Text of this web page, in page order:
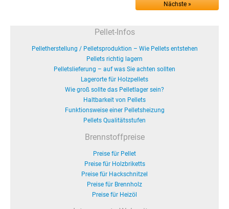
Nächste »
Pellet-Infos
Pelletherstellung / Pelletsproduktion – Wie Pellets entstehen
Pellets richtig lagern
Pelletslieferung – auf was Sie achten sollten
Lagerorte für Holzpellets
Wie groß sollte das Pelletlager sein?
Haltbarkeit von Pellets
Funktionsweise einer Pelletsheizung
Pellets Qualitätsstufen
Brennstoffpreise
Preise für Pellet
Preise für Holzbriketts
Preise für Hackschnitzel
Preise für Brennholz
Preise für Heizöl